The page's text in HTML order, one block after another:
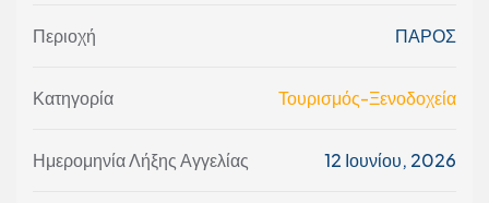
Περιοχή ΠΑΡΟΣ
Κατηγορία Τουρισμός-Ξενοδοχεία
Ημερομηνία Λήξης Αγγελίας 12 Ιουνίου, 2026